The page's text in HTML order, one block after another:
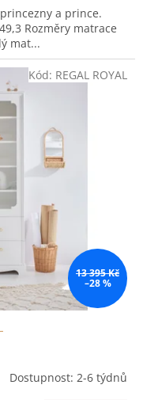
a prince.
Rozměry matrace
mat...
13 395 Kč
–28 %
Dostupnost: 2-6 týdnů
Kód: REGAL ROYAL